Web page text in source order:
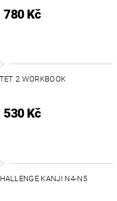
780 Kč
2 WORKBOOK
530 Kč
KANJI N4-N5